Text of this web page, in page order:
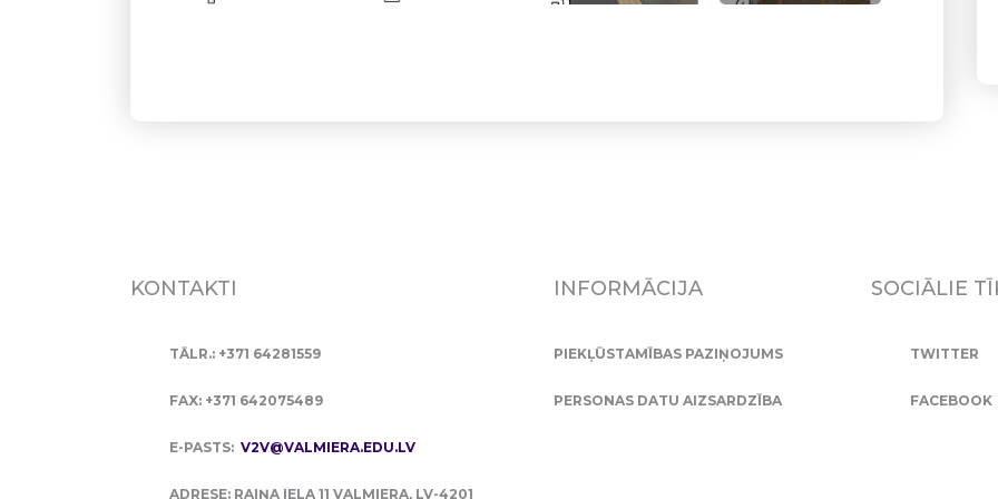
KONTAKTI
TĀLR.: +371 64281559
FAX: +371 642075489
E-PASTS: V2V@VALMIERA.EDU.LV
ADRESE: RAIŅA IELA 11 VALMIERA, LV-4201
INFORMĀCIJA
PIEKĻŪSTAMĪBAS PAZIŅOJUMS
PERSONAS DATU AIZSARDZĪBA
SOCIĀLIE
TWITTER
FACEBOOK